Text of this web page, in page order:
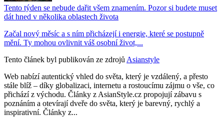
Tento týden se nebude dařit všem znamením. Pozor si budete muset
dát hned v několika oblastech života
Začal nový měsíc a s ním přicházejí i energie, které se postupně
mění. Ty mohou ovlivnit váš osobní život,...
Tento článek byl publikován ze zdrojů Asianstyle
Web nabízí autentický vhled do světa, který je vzdálený, a přesto
stále blíž – díky globalizaci, internetu a rostoucímu zájmu o vše, co
přichází z východu. Články z AsianStyle.cz propojují zábavu s
poznáním a otevírají dveře do světa, který je barevný, rychlý a
inspirativní. Články z...